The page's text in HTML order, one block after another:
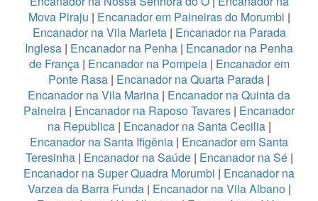
Mova Piraju | Encanador em Paineiras do Morumbi |
Encanador na Vila Marieta| Encanador na Parada
Inglesa | Encanador na Penha | Encanador na Penha
de França | Encanador na Pompeia| Encanador em
Ponte Rasa | Encanador na Quarta Parada |
Encanador na Vila Marina | Encanador na Quinta da
Paineira | Encanador na Raposo Tavares | Encanador
na Republica| Encanador na Santa Cecilia|
Encanador na Santa Ifigênia | Encanador em Santa
Teresinha| Encanador na Saúde| Encanador na Sé|
Encanador na Super Quadra Morumbi | Encanador na
Varzea da Barra Funda| Encanador na Vila Albano|